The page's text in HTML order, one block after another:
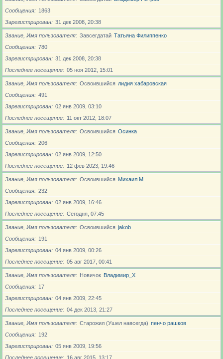
Сообщения
1863
Зарегистрирован
31 дек 2008, 20:38
Звание, Имя пользователя Завсегдатай Татьяна Филиппенко
Сообщения
780
Зарегистрирован
31 дек 2008, 20:38
Последнее посещение
05 ноя 2012, 15:01
Звание, Имя пользователя Освоившийся лидия хабаровская
Сообщения
491
Зарегистрирован
02 янв 2009, 03:10
Последнее посещение
11 окт 2012, 18:07
Звание, Имя пользователя Освоившийся Осинка
Сообщения
206
Зарегистрирован
02 янв 2009, 12:50
Последнее посещение
12 фев 2023, 19:46
Звание, Имя пользователя Освоившийся Михаил М
Сообщения
232
Зарегистрирован
02 янв 2009, 16:46
Последнее посещение
Сегодня, 07:45
Звание, Имя пользователя Освоившийся jakob
Сообщения
191
Зарегистрирован
04 янв 2009, 00:26
Последнее посещение
05 авг 2017, 00:41
Звание, Имя пользователя Новичoк Владимир_X
Сообщения
17
Зарегистрирован
04 янв 2009, 22:45
Последнее посещение
04 дек 2013, 21:27
Звание, Имя пользователя Старожил (Ушел навсегда) пенчо рашков
Сообщения
192
Зарегистрирован
05 янв 2009, 19:56
Последнее посещение
16 авг 2015, 13:17